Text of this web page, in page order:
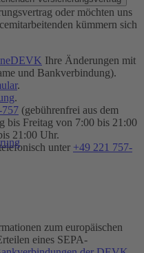
oder möchten uns
kümmern sich
Ihre Änderungen mit
und Bankverbindung).
.
.
(gebührenfrei aus dem
bis Freitag von 7:00 bis 21:00
21:00 Uhr.
unter +49 221 757-
zum europäischen
eines SEPA-